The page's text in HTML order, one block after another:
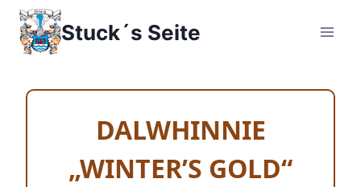
Zum
Inhalt
springen
Stuck´s Seite
DALWHINNIE
„WINTER’S GOLD“